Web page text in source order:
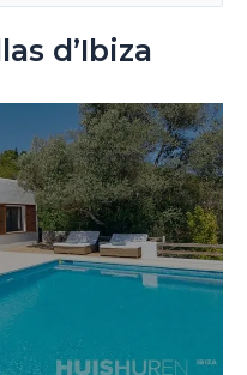
d’Ibiza